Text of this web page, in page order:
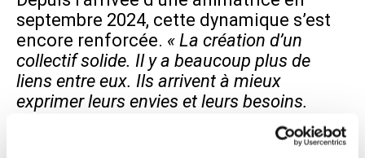
septembre 2024, cette dynamique s’est
encore renforcée. « La création d’un
collectif solide. Il y a beaucoup plus de
liens entre eux. Ils arrivent à mieux
exprimer leurs envies et leurs besoins.
L’accompagnement est donc plus global,